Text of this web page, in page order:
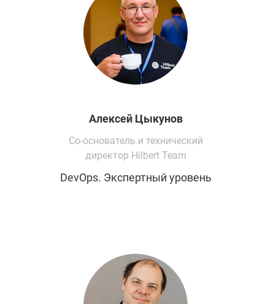
Алексей Цыкунов
Со-основатель и технический
директор Hilbert Team
DevOps. Экспертный уровень